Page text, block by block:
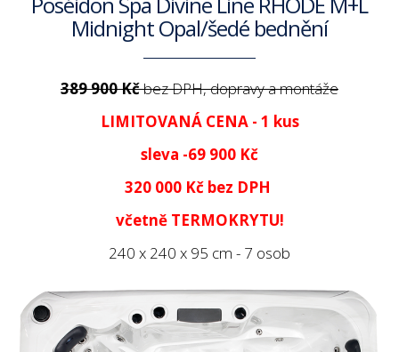
Midnight Opal/šedé bednění
389 900 Kčbez DPH, dopravy a montáže
LIMITOVANÁ CENA - 1 kus
sleva -69 900 Kč
320 000 Kč bez DPH
včetně TERMOKRYTU!
240 x 240 x 95 cm - 7 osob